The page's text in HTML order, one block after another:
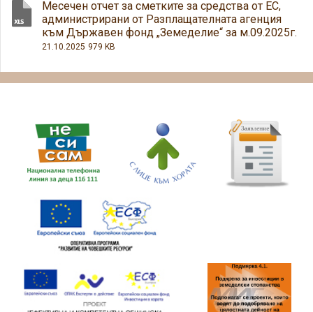
Месечен отчет за сметките за средства от ЕС,
администрирани от Разплащателната агенция
към Държавен фонд „Земеделие“ за м.09.2025г.
21.10.2025 979 KB